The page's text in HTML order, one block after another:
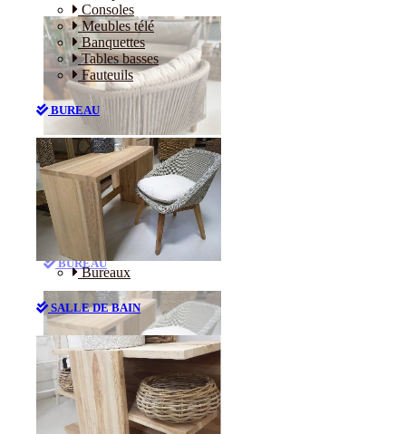
Consoles
Meubles télé
Banquettes
Tables basses
Fauteuils
BUREAU
Bureaux
SALLE DE BAIN
Canapés
Consoles
Meubles télé
Banquettes
Tables basses
Fauteuils
BUREAU
Bureaux